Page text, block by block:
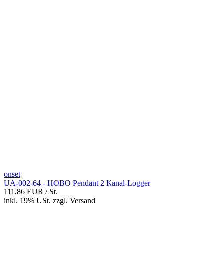
onset
UA-002-64 - HOBO Pendant 2 Kanal-Logger
111,86 EUR / St.
inkl. 19% USt. zzgl. Versand